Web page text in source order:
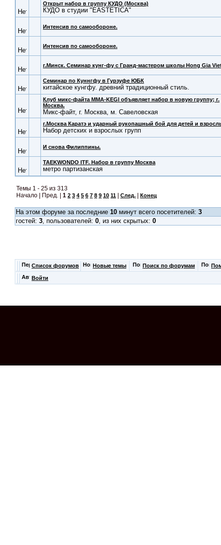
Открыт набор в группу КУДО (Москва)
КУДО в студии "EASTETICA"
Интенсив по самообороне.
Интенсив по самообороне.
г.Минск. Семинар кунг-фу с Гранд-мастером школы Hong Gia
Семинар по Куннгфу в Гурзуфе ЮБК
китайское кунгфу. древний традиционный стиль.
Клуб микс-файта MMA-KEGI объявляет набор в новую группу; г.
Москва.
Микс-файт, г. Москва, м. Савеловская
г.Москва Каратэ и ударный рукопашный бой для детей и
Набор детских и взрослых групп
И снова Филиппины.
TAEKWONDO ITF. Набор в группу Москва
метро партизанская
Темы 1 - 25 из 313
Начало | Пред. | 1 2 3 4 5 6 7 8 9 10 11 След. Конец
На этом форуме за последние 10 минут всего посетителей: 3
гостей: 3, пользователей: 0, из них скрытых: 0
Список форумов Новые темы Поиск по форумам
Войти